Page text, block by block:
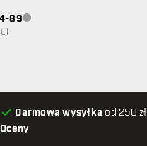
Darmowa wysyłka od 250
89Obsługa klienta niedostępna